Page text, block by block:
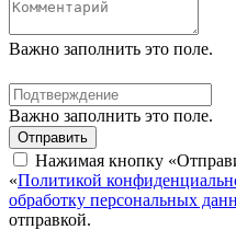
Важно заполнить это поле.
Важно заполнить это поле.
Отправить
Нажимая кнопку
«Политикой
обработку персональных
отправкой.